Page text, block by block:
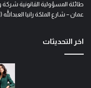
طائلة المسؤولية القانونية شركة
عمان – شارع الملكة رانيا العبدالله
اخر التحديثات